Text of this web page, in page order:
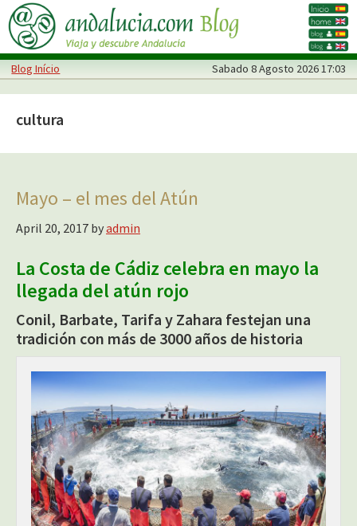
Skip
to
main
content
Skip
to
primary
sidebar
Blog Início Sabado 8 Agosto 2026 17:03
cultura
Mayo – el mes del Atún
April 20, 2017 byadmin
La Costa de Cádiz celebra en mayo la
llegada del atún rojo
Conil, Barbate, Tarifa y Zahara festejan una
tradición con más de 3000 años de historia